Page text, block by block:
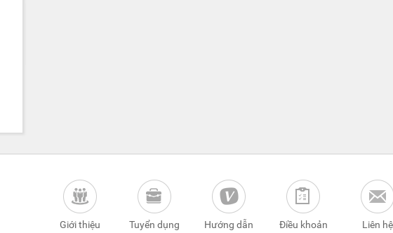
Giới thiệu Tuyển dụng Hướng dẫn Điều khoản Liên hệ